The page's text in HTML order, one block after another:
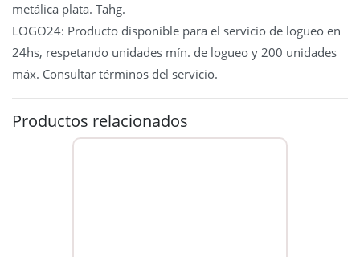
metálica plata. Tahg.
LOGO24: Producto disponible para el servicio de logueo en
24hs, respetando unidades mín. de logueo y 200 unidades
máx. Consultar términos del servicio.
Productos relacionados